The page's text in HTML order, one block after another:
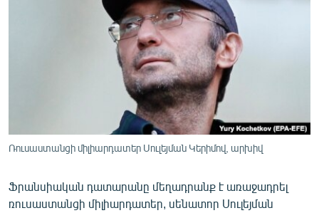
ՄԵԿՆԱԲԱՆՈՒԹՅՈՒՆ
ՏԵՍԱՆՅՈՒԹԵՐ
Ռուսաստանցի միլիարդատեր Սուլեյման Կերիմով, արխիվ
Ֆրանսիական դատարանը մեղադրանք է առաջադրել
ռուսաստանցի միլիարդատեր, սենատոր Սուլեյման